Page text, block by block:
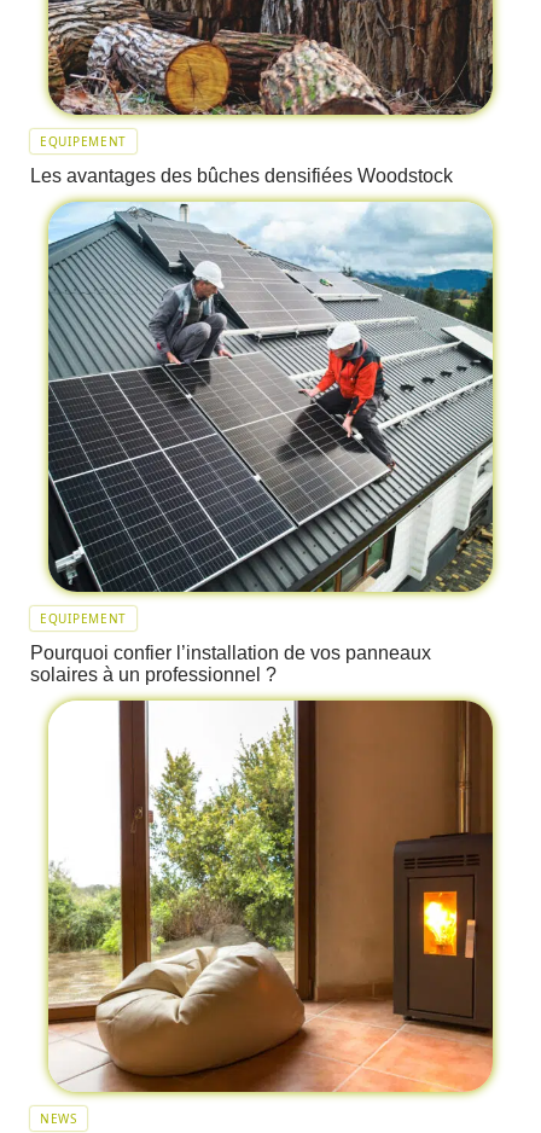
EQUIPEMENT
Les avantages des bûches densifiées Woodstock
EQUIPEMENT
Pourquoi confier l’installation de vos panneaux
solaires à un professionnel ?
NEWS